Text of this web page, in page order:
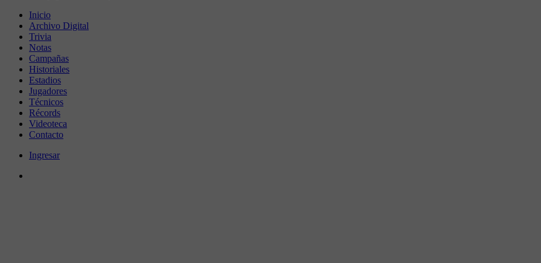
Inicio
Archivo Digital
Trivia
Notas
Campañas
Historiales
Estadios
Jugadores
Técnicos
Récords
Videoteca
Contacto
Ingresar